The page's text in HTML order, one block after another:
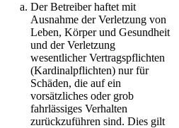
Der Betreiber haftet mit
Ausnahme der Verletzung von
Leben, Körper und Gesundheit
und der Verletzung
wesentlicher Vertragspflichten
(Kardinalpflichten) nur für
Schäden, die auf ein
vorsätzliches oder grob
fahrlässiges Verhalten
zurückzuführen sind. Dies gilt